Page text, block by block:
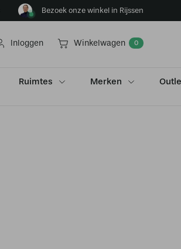
Bezoek onze winkel in Rijssen
Inloggen Winkelwagen 0
Ruimtes Merken